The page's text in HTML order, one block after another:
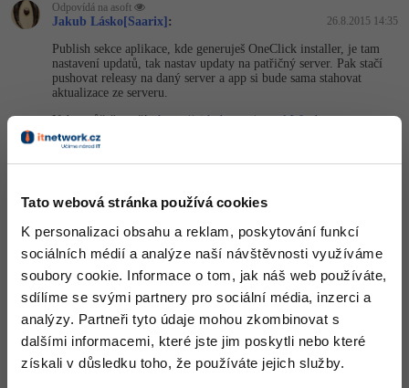
Tato webová stránka používá cookies
K personalizaci obsahu a reklam, poskytování funkcí
sociálních médií a analýze naší návštěvnosti využíváme
soubory cookie. Informace o tom, jak náš web používáte,
sdílíme se svými partnery pro sociální média, inzerci a
analýzy. Partneři tyto údaje mohou zkombinovat s
dalšími informacemi, které jste jim poskytli nebo které
získali v důsledku toho, že používáte jejich služby.
Copywriter
WordPress specialista
SEO specialista
Algoritmy
Umělá inteligence (AI) -10%
Pro děti
Více
Kurzy e-commerce
Testování softwaru
Datová analýza
Digitální gramotnost
Kurzy designu
HTML/CSS -80%
Photoshop -80%
Příběhy absolventů
Blog
Odpovídá na asoft
Jakub Lásko[Saarix] : 26.8.2015 14:35
Publish sekce aplikace, kde generuješ OneClick installer, je tam
nastavení updatů, tak nastav updaty na patřičný server. Pak stačí
pushovat releasy na daný server a app si bude sama stahovat
aktualizace ze serveru.
Nebo můžeš použít:https://github.com/…rrel.Windows
Squirrel podporuje super live update.
Nahoru Odpovědět
Jakub Lásko[Saarix]
Na to, opravuji se ClickOnce řešení je odkaz tady:
https://msdn.microsoft.com/…zyc39fb.aspx
Nahoru Odpovědět